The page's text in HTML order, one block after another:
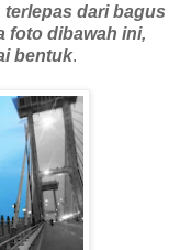
terlepas dari bagus
foto dibawah ini,
bentuk.